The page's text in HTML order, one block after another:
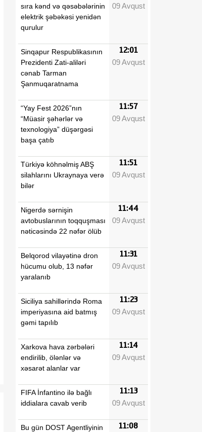
sıra kənd və qəsəbələrinin
elektrik şəbəkəsi yenidən
qurulur
09 Avqust
Sinqapur Respublikasının
Prezidenti Zati-aliləri
cənab Tarman
Şanmuqaratnama
12:01
09 Avqust
“Yay Fest 2026”nın
“Müasir şəhərlər və
texnologiya” düşərgəsi
başa çatıb
11:57
09 Avqust
Türkiyə köhnəlmiş ABŞ
silahlarını Ukraynaya verə
bilər
11:51
09 Avqust
Nigerdə sərnişin
avtobuslarının toqquşması
nəticəsində 22 nəfər ölüb
11:44
09 Avqust
Belqorod vilayətinə dron
hücumu olub, 13 nəfər
yaralanıb
11:31
09 Avqust
Siciliya sahillərində Roma
imperiyasına aid batmış
gəmi tapılıb
11:23
09 Avqust
Xarkova hava zərbələri
endirilib, ölənlər və
xəsarət alanlar var
11:14
09 Avqust
FIFA İnfantino ilə bağlı
iddialara cavab verib
11:13
09 Avqust
Bu gün DOST Agentliyinin
11:08